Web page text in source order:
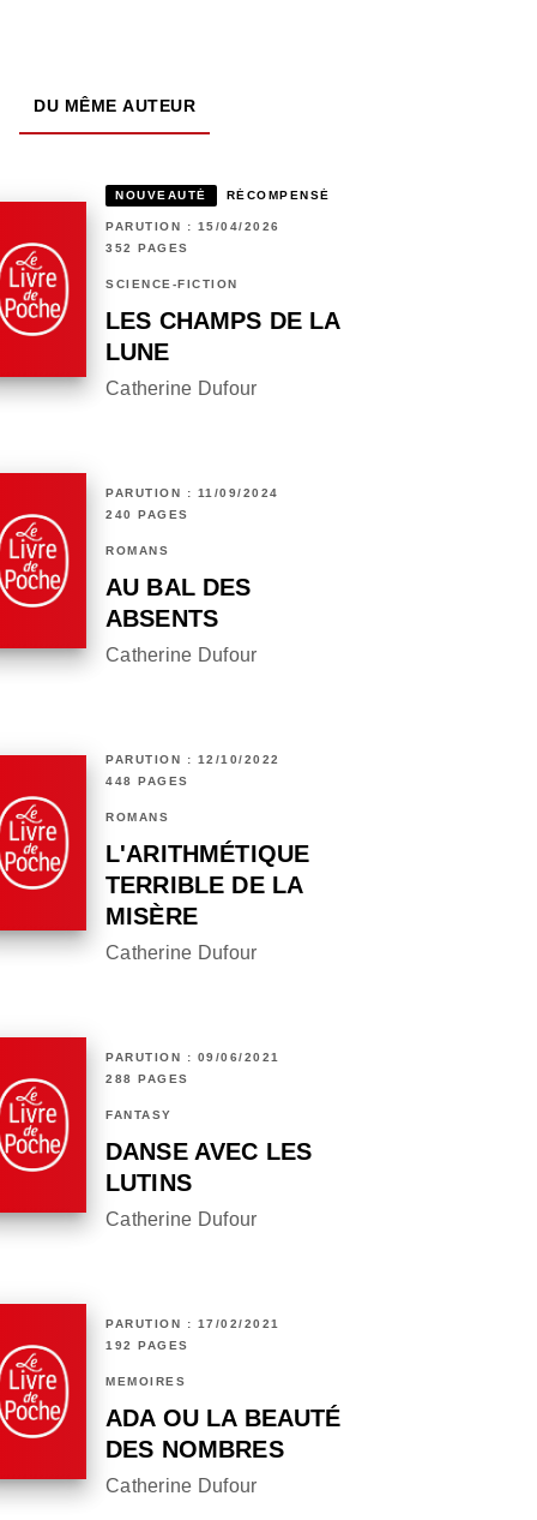
DU MÊME AUTEUR
NOUVEAUTÉ RÉCOMPENSÉ
PARUTION : 15/04/2026
352 PAGES
SCIENCE-FICTION
LES CHAMPS DE LA
LUNE
Catherine Dufour
PARUTION : 11/09/2024
240 PAGES
ROMANS
AU BAL DES
ABSENTS
Catherine Dufour
PARUTION : 12/10/2022
448 PAGES
ROMANS
L'ARITHMÉTIQUE
TERRIBLE DE LA
MISÈRE
Catherine Dufour
PARUTION : 09/06/2021
288 PAGES
FANTASY
DANSE AVEC LES
LUTINS
Catherine Dufour
PARUTION : 17/02/2021
192 PAGES
MÉMOIRES
ADA OU LA BEAUTÉ
DES NOMBRES
Catherine Dufour